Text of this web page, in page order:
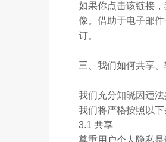
如果你点击该链接
像。借助于电子邮
订。
三、我们如何共享
我们充分知晓因违
我们将严格按照以下
3.1 共享
尊重用户个人隐私